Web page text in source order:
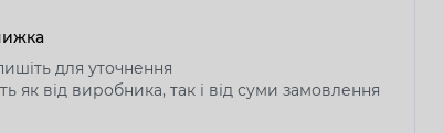
для уточнення
як від виробника, так і від суми замовлення